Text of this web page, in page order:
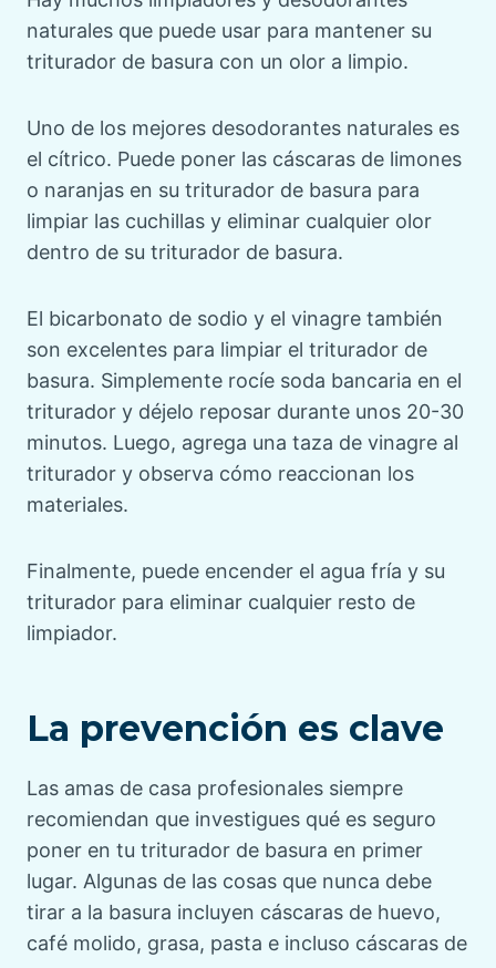
naturales que puede usar para mantener su
triturador de basura con un olor a limpio.
Uno de los mejores desodorantes naturales es
el cítrico. Puede poner las cáscaras de limones
o naranjas en su triturador de basura para
limpiar las cuchillas y eliminar cualquier olor
dentro de su triturador de basura.
El bicarbonato de sodio y el vinagre también
son excelentes para limpiar el triturador de
basura. Simplemente rocíe soda bancaria en el
triturador y déjelo reposar durante unos 20-30
minutos. Luego, agrega una taza de vinagre al
triturador y observa cómo reaccionan los
materiales.
Finalmente, puede encender el agua fría y su
triturador para eliminar cualquier resto de
limpiador.
La prevención es clave
Las amas de casa profesionales siempre
recomiendan que investigues qué es seguro
poner en tu triturador de basura en primer
lugar. Algunas de las cosas que nunca debe
tirar a la basura incluyen cáscaras de huevo,
café molido, grasa, pasta e incluso cáscaras de